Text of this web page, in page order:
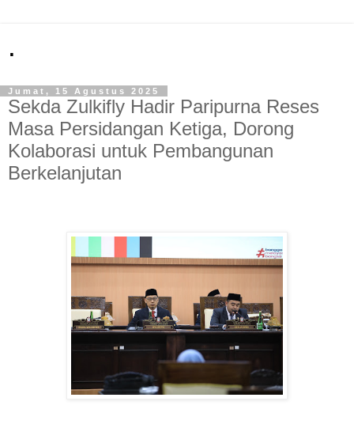
.
Jumat, 15 Agustus 2025
Sekda Zulkifly Hadir Paripurna Reses
Masa Persidangan Ketiga, Dorong
Kolaborasi untuk Pembangunan
Berkelanjutan